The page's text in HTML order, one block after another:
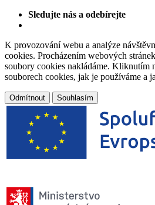
Sledujte nás a odebírejte
K provozování webu a analýze
cookies. Procházením webových
soubory cookies nakládáme. Kliknutím
souborech cookies, jak je používáme a
Odmítnout Souhlasím